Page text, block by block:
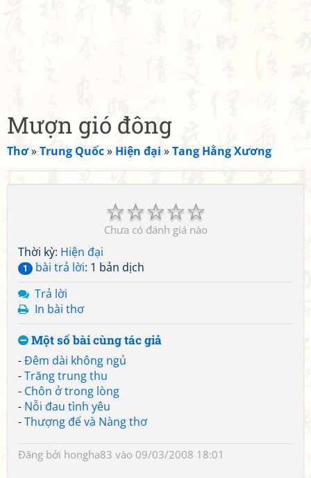
Mượn gió đông
Thơ»Trung Quốc» Hiện đại »Tang Hằng Xương
☆
☆
☆
☆
☆
Chưa có đánh giá nào
Thời kỳ: Hiện đại
1 bài trả lời: 1 bản dịch
Trả lời
In bài thơ
Một số bài cùng tác giả
-Đêm dài không ngủ
-Trăng trung thu
- Chôn ở trong lòng
- Nỗi đau tình yêu
-Thượng đế và Nàng thơ
Đăng bởi hongha83 vào 09/03/2008 18:01